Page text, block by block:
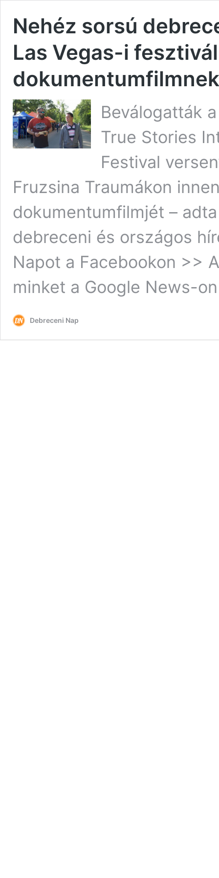
Nehéz sorsú
Las Vegas-i
dokumentumfilmnek
Beválogatták
True Stories
Festival
Fruzsina Traumákon
dokumentumfilmjét –
debreceni és országos
Napot a Facebookon >>
minket a Google News-
Debreceni Nap